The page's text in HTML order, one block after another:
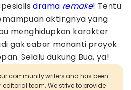
drama remake! Tentu
aktingnya yang
menghidupkan karakter
gak sabar menanti proyek
Selalu dukung Bua, ya!
community writers and has been
editorial team. We strive to provide